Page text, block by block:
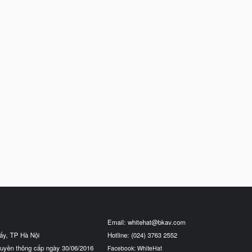
TP Hà Nội
thông cấp ngày 30/06/2016
Email: whitehat@bkav.com
Hotline: (024) 3763 2552
Facebook: WhiteHat